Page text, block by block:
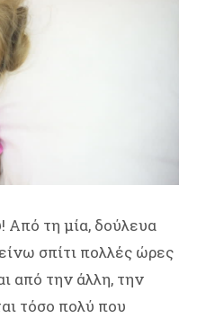
Από τη μία, δούλευα
σπίτι πολλές ώρες
από την άλλη, την
τόσο πολύ που